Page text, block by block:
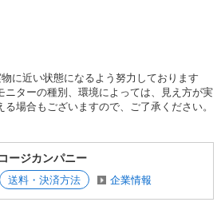
に近い状態になるよう努力しております
ニターの種別、環境によっては、見え方が実
場合もございますので、ご了承ください。
コージカンパニー
送料・決済方法 企業情報